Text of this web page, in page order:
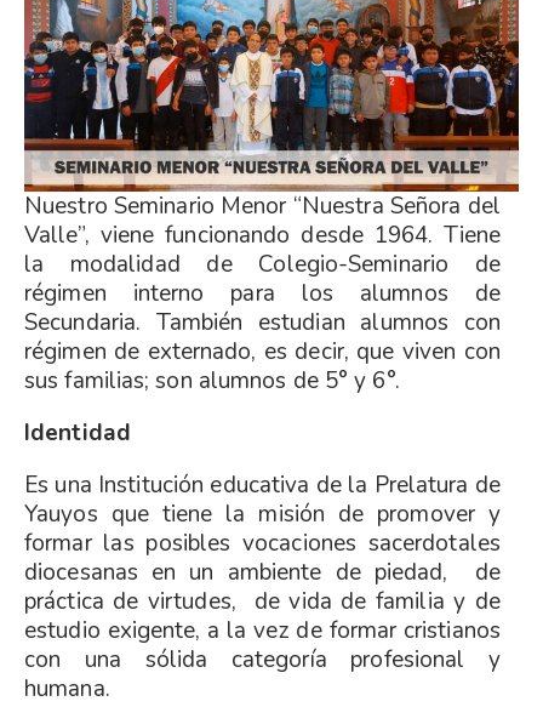
Nuestro Seminario Menor “Nuestra Señora del
Valle”, viene funcionando desde 1964. Tiene
la modalidad de Colegio-Seminario de
régimen interno para los alumnos de
Secundaria. También estudian alumnos con
régimen de externado, es decir, que viven con
sus familias; son alumnos de 5° y 6°.
Identidad
Es una Institución educativa de la Prelatura de
Yauyos que tiene la misión de promover y
formar las posibles vocaciones sacerdotales
diocesanas en un ambiente de piedad, de
práctica de virtudes, de vida de familia y de
estudio exigente, a la vez de formar cristianos
con una sólida categoría profesional y
humana.